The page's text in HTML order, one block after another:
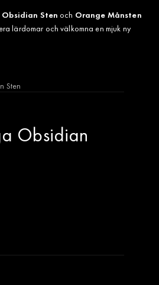
Sten och Orange Månsten
lärdomar och välkomna en mjuk ny
Obsidian